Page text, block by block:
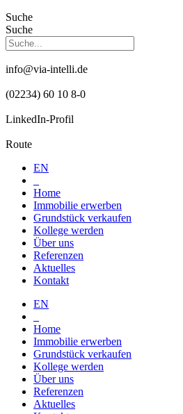
Suche
Suche
info@via-intelli.de
(02234) 60 10 8-0
LinkedIn-Profil
Route
EN
Home
Immobilie erwerben
Grundstück verkaufen
Kollege werden
Über uns
Referenzen
Aktuelles
Kontakt
EN
Home
Immobilie erwerben
Grundstück verkaufen
Kollege werden
Über uns
Referenzen
Aktuelles